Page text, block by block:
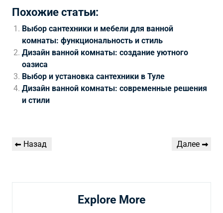
Похожие статьи:
Выбор сантехники и мебели для ванной
комнаты: функциональность и стиль
Дизайн ванной комнаты: создание уютного
оазиса
Выбор и установка сантехники в Туле
Дизайн ванной комнаты: современные решения
и стили
Навигация
Предыдущая
Назад
Следующая
Далее
Explore More